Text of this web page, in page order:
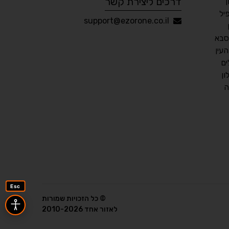
support@ezorone.co.il
© כל הזכויות שמורות
לאזור אחד 2010-2026
English
Esc